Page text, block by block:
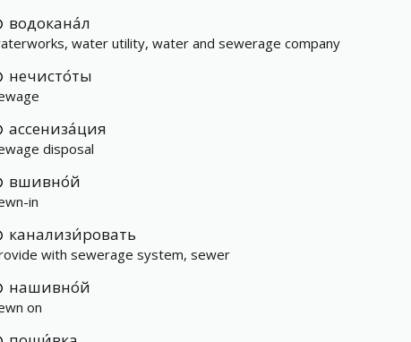
водокана́л
water utility, water and sewerage company
нечисто́ты
ассениза́ция
disposal
вшивно́й
in
канализи́ровать
with sewerage system, sewer
нашивно́й
on